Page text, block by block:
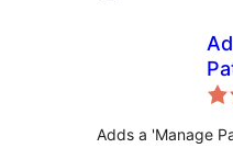
Adds a 'Manage